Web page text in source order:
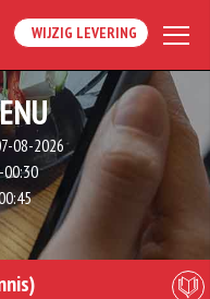
WIJZIG LEVERING
08-2026